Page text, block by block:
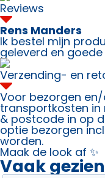
Reviews
Rens Manders
Ik bestel mijn
geleverd en goede
Verzending- en
Voor bezorgen
transportkosten in
& postcode in op
optie bezorgen
worden.
Maak de look af ✨
Vaak